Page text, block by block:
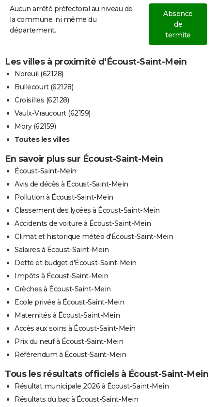
Aucun arrêté préfectoral au niveau de
la commune, ni même du
département.
Absence
de
termite
Les villes à proximité d'Écoust-Saint-Mein
Noreuil (62128)
Bullecourt (62128)
Croisilles (62128)
Vaulx-Vraucourt (62159)
Mory (62159)
Toutes les villes
En savoir plus sur Écoust-Saint-Mein
Écoust-Saint-Mein
Avis de décès à Écoust-Saint-Mein
Pollution à Écoust-Saint-Mein
Classement des lycées à Écoust-Saint-Mein
Accidents de voiture à Écoust-Saint-Mein
Climat et historique météo d'Écoust-Saint-Mein
Salaires à Écoust-Saint-Mein
Dette et budget d'Écoust-Saint-Mein
Impôts à Écoust-Saint-Mein
Crèches à Écoust-Saint-Mein
Ecole privée à Écoust-Saint-Mein
Maternités à Écoust-Saint-Mein
Accès aux soins à Écoust-Saint-Mein
Prix du neuf à Écoust-Saint-Mein
Référendum à Écoust-Saint-Mein
Tous les résultats officiels à Écoust-Saint-Mein
Résultat municipale 2026 à Écoust-Saint-Mein
Résultats du bac à Écoust-Saint-Mein